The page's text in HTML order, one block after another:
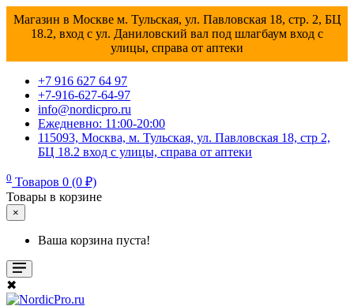
Магазин в Москве м. Тульская, ул. Павловская 18, стр. 2, БЦ
18.2, вход с ул. Даниловский вал под шлагбаум вход с
улицы, справа от аптеки
+7 916 627 64 97
+7-916-627-64-97
info@nordicpro.ru
Ежедневно: 11:00-20:00
115093, Москва, м. Тульская, ул. Павловская 18, стр 2,
БЦ 18.2 вход с улицы, справа от аптеки
0 Товаров 0 (0 ₽)
Товары в корзине
×
Ваша корзина пуста!
✖